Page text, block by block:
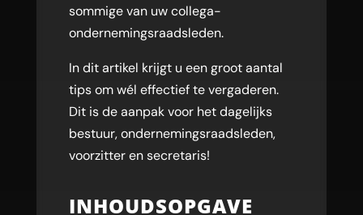
sommige van uw collega-
ondernemingsraadsleden.
In dit artikel krijgt u een groot aantal
tips om wél effectief te vergaderen.
Dit is de aanpak voor het dagelijks
bestuur, ondernemingsraadsleden,
voorzitter en secretaris!
INHOUDSOPGAVE